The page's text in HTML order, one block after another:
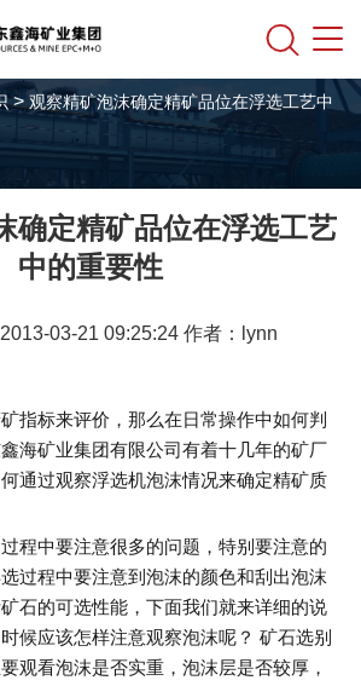
>观察精矿泡沫确定精矿品位在浮选工艺中
确定精矿品位在浮选工艺
中的重要性
03-21 09:25:24 作者：lynn
指标来评价，那么在日常操作中如何判
海矿业集团有限公司有着十几年的矿厂
通过观察浮选机泡沫情况来确定精矿质
程中要注意很多的问题，特别要注意的
过程中要注意到泡沫的颜色和刮出泡沫
石的可选性能，下面我们就来详细的说
候应该怎样注意观察泡沫呢？ 矿石选别
观看泡沫是否实重，泡沫层是否较厚，